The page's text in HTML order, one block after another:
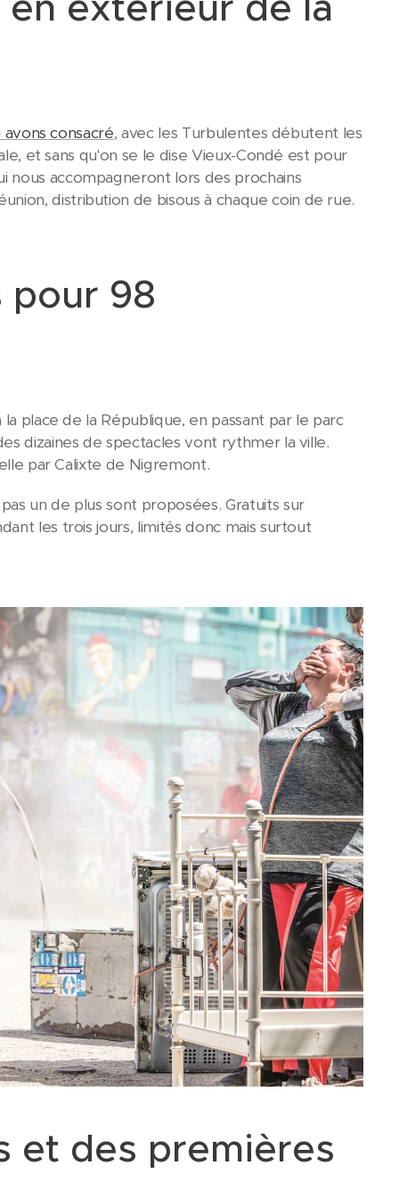
consacré, avec les Turbulentes débutent les
et sans qu'on se le dise Vieux-Condé est pour
accompagneront lors des prochains
distribution de bisous à chaque coin de rue.
pour 98
place de la République, en passant par le parc
dizaines de spectacles vont rythmer la ville.
par Calixte de Nigremont.
un de plus sont proposées. Gratuits sur
les trois jours, limités donc mais surtout
et des premières